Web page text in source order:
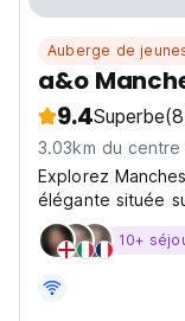
Auberge de
a&o
9.4Superbe
3.03km du centre
Explorez
élégante située
pour la vie
une ambiance
10+